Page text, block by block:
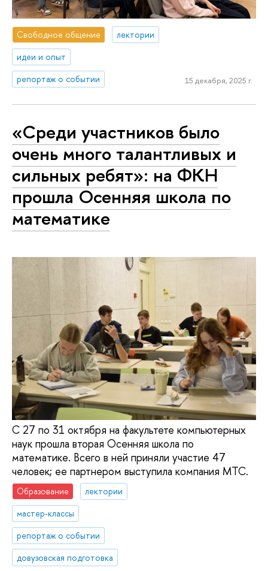
Свободное общение
лектории
идеи и опыт
репортаж о событии
15 декабря, 2025 г.
«Среди участников было
очень много талантливых и
сильных ребят»: на ФКН
прошла Осенняя школа по
математике
С 27 по 31 октября на факультете компьютерных
наук прошла вторая Осенняя школа по
математике. Всего в ней приняли участие 47
человек; ее партнером выступила компания МТС.
Образование
лектории
мастер-классы
репортаж о событии
довузовская подготовка